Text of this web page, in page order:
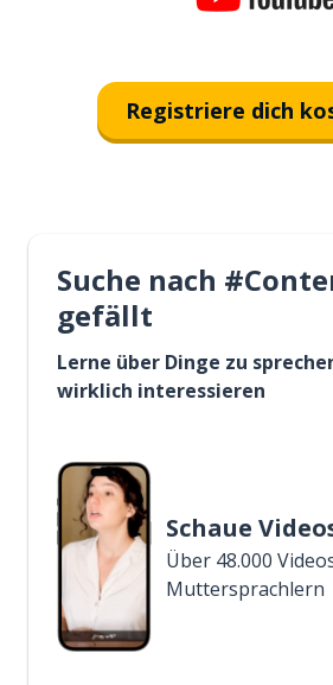
Registriere dich
Suche nach
gefällt
Lerne über Dinge zu
wirklich interessieren
Schaue
Über 48.000
Muttersprachlern